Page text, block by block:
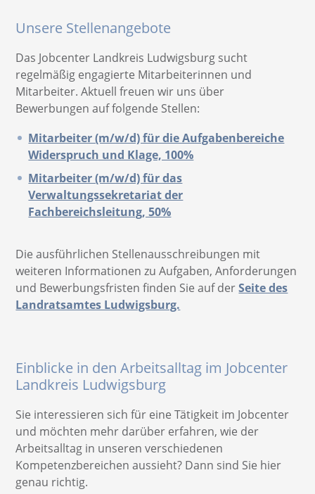
Unsere Stellenangebote
Das Jobcenter Landkreis Ludwigsburg sucht
regelmäßig engagierte Mitarbeiterinnen und
Mitarbeiter. Aktuell freuen wir uns über
Bewerbungen auf folgende Stellen:
Mitarbeiter (m/w/d) für die Aufgabenbereiche
Widerspruch und Klage, 100%
Mitarbeiter (m/w/d) für das
Verwaltungssekretariat der
Fachbereichsleitung, 50%
Die ausführlichen Stellenausschreibungen mit
weiteren Informationen zu Aufgaben, Anforderungen
und Bewerbungsfristen finden Sie auf derSeite des
Landratsamtes Ludwigsburg.
Einblicke in den Arbeitsalltag im Jobcenter
Landkreis Ludwigsburg
Sie interessieren sich für eine Tätigkeit im Jobcenter
und möchten mehr darüber erfahren, wie der
Arbeitsalltag in unseren verschiedenen
Kompetenzbereichen aussieht? Dann sind Sie hier
genau richtig.
Formulare